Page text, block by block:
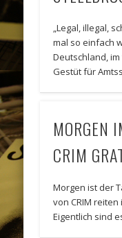
„Legal, illegal,
mal so einfach
Deutschland,
Gestüt für
MORGEN
CRIM
Morgen ist der
von CRIM reiten
Eigentlich sind